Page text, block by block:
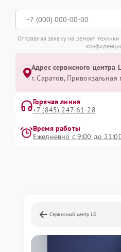
Отправляя заявку на ремонт
Адрес сервисного центра
г. Саратов,
Горячая линия
+7 (845) 247-61-28
Время работы
Ежедневно с 9:00 до
Сервисный центр LG